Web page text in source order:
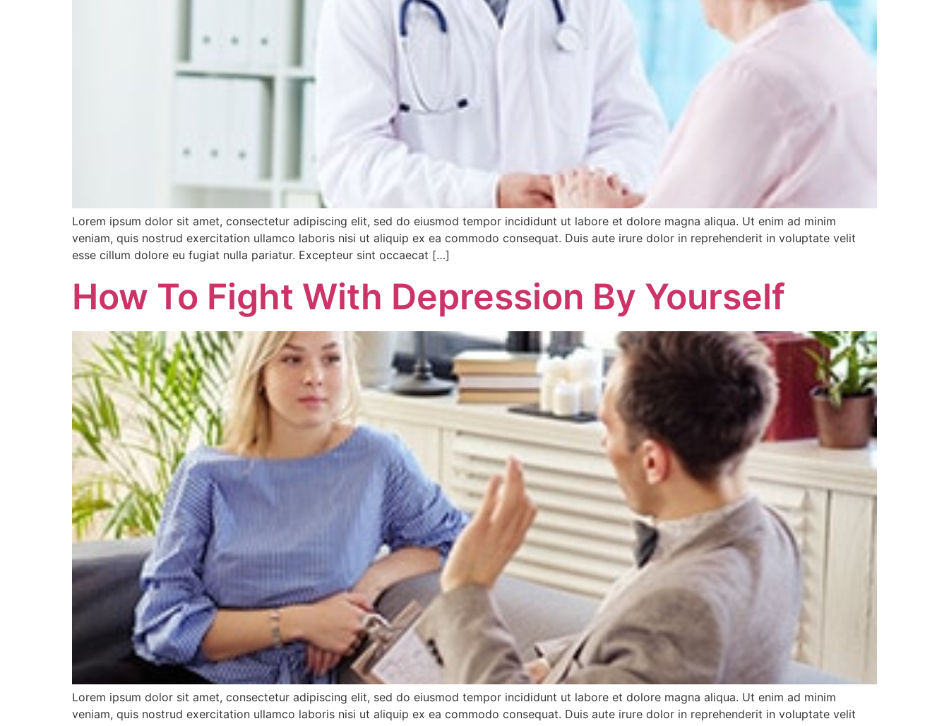
Lorem ipsum dolor sit amet, consectetur adipiscing elit, sed do eiusmod tempor incididunt ut labore et dolore magna aliqua. Ut enim ad minim
veniam, quis nostrud exercitation ullamco laboris nisi ut aliquip ex ea commodo consequat. Duis aute irure dolor in reprehenderit in voluptate velit
esse cillum dolore eu fugiat nulla pariatur. Excepteur sint occaecat […]
How To Fight With Depression By Yourself
Lorem ipsum dolor sit amet, consectetur adipiscing elit, sed do eiusmod tempor incididunt ut labore et dolore magna aliqua. Ut enim ad minim
veniam, quis nostrud exercitation ullamco laboris nisi ut aliquip ex ea commodo consequat. Duis aute irure dolor in reprehenderit in voluptate velit